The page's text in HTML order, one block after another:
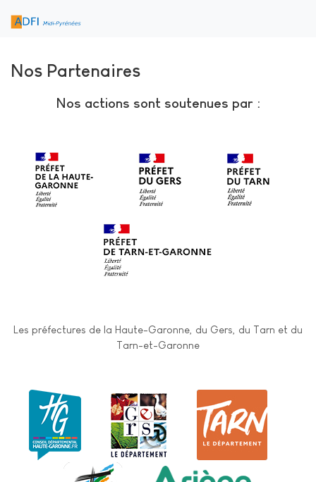
Nos Partenaires
Nos actions sont soutenues par :
Les préfectures de la Haute-Garonne, du Gers, du Tarn et du
Tarn-et-Garonne